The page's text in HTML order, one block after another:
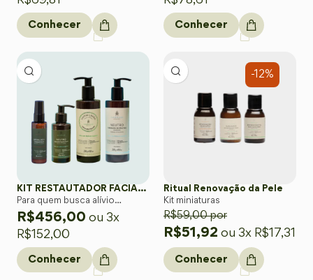
Conhecer Conhecer
KIT RESTAUTADOR FACIAL & CORPORAL
Para quem busca alívio
completo com foco em áreas
sensíveis como rosto, colo e
R$456,00 ou 3x
R$ 152,00
Conhecer
-12%
Ritual Renovação da Pele
Kit miniaturas
R$59,00por
R$51,92 ou 3x R$ 17,31
Conhecer